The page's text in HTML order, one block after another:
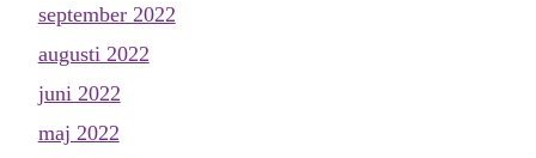
september 2022
augusti 2022
juni 2022
maj 2022